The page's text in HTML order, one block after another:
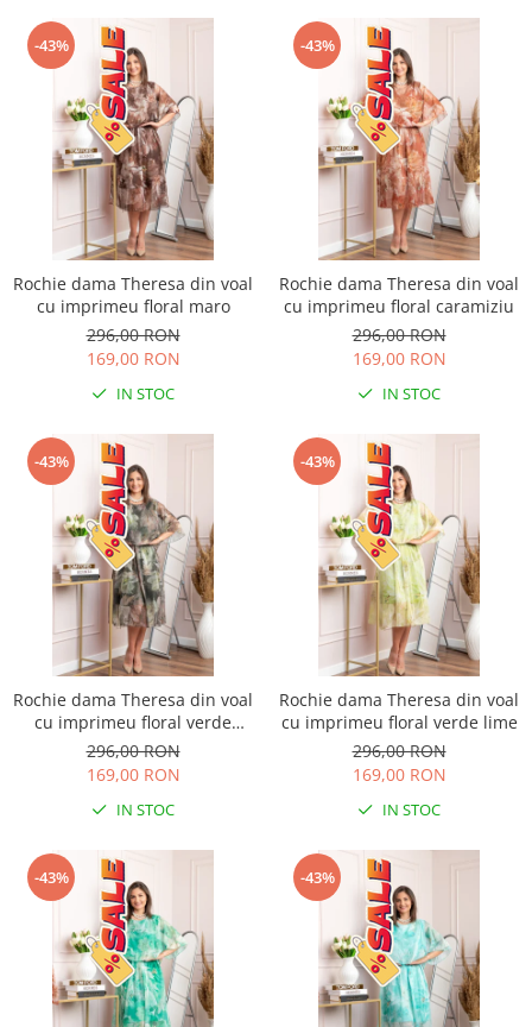
-43%
Rochie dama Theresa din voal
cu imprimeu floral maro
296,00 RON
169,00 RON
IN STOC
-43%
Rochie dama Theresa din voal
cu imprimeu floral caramiziu
296,00 RON
169,00 RON
IN STOC
-43%
Rochie dama Theresa din voal
cu imprimeu floral verde
salvie
296,00 RON
169,00 RON
IN STOC
-43%
Rochie dama Theresa din voal
cu imprimeu floral verde lime
296,00 RON
169,00 RON
IN STOC
-43% -43%